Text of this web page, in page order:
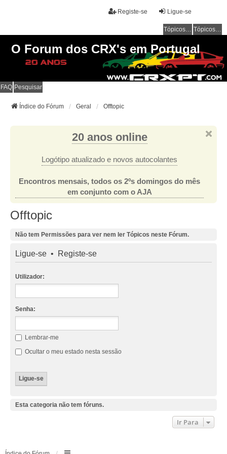
Ligue-se
Registe-se
Tópicos sem resposta Tópicos ativos
O Forum dos CRX's em Portugal
FAQ Pesquisar
Índice do Fórum Geral Offtopic
20 anos online
Logótipo atualizado e novos autocolantes
Encontros mensais, todos os 2ºs domingos do mês
em conjunto com o AJA
Offtopic
Não tem Permissões para ver nem ler Tópicos neste Fórum.
Ligue-se • Registe-se
Utilizador:
Senha:
Lembrar-me
Ocultar o meu estado nesta sessão
Esta categoria não tem fóruns.
Ir Para